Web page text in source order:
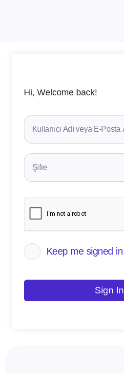
Hi, Welcome back!
Keep me signed in
Sign In